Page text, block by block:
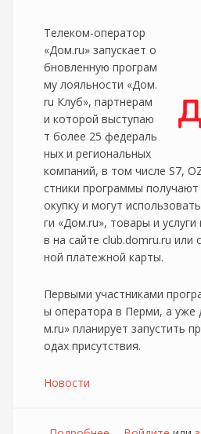
Телеком-оператор
«Дом.ru» запускает о
бновленную програм
му лояльности «Дом.
ru Клуб», партнерам
и которой выступаю
т более 25 федераль
ных и региональных
компаний, в том числе S7,
стники программы
окупку и могут
ги «Дом.ru», товары и
в на сайте club.domru.ru
ной платежной карты.
Первыми участниками
ы оператора в Перми, а уже
м.ru» планирует запустить
одах присутствия.
Новости